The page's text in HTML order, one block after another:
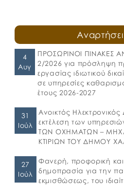
4
Αυγ
ΠΡΟΣΩΡΙΝΟΙ ΠΙΝΑΚΕΣ
2/2026 για πρόσληψη
εργασίας ιδιωτικού
σε υπηρεσίες
έτους 2026-2027
31
Ιούλ
Ανοικτός
εκτέλεση των
ΤΩΝ ΟΧΗΜΑΤΩΝ –
ΚΤΙΡΙΩΝ ΤΟΥ ΔΗΜΟΥ
27
Ιούλ
Φανερή, προφορική και
δημοπρασία για την
εκμισθώσεως, του